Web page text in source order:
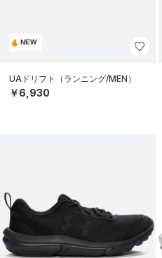
NEW
UAドリフト（ランニング/MEN）
￥6,930